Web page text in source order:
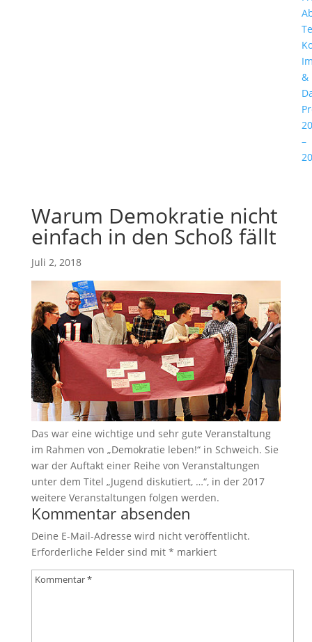
&
–
Warum Demokratie nicht
einfach in den Schoß fällt
Juli 2, 2018
Das war eine wichtige und sehr gute Veranstaltung
im Rahmen von „Demokratie leben!“ in Schweich. Sie
war der Auftakt einer Reihe von Veranstaltungen
unter dem Titel „Jugend diskutiert, …“, in der 2017
weitere Veranstaltungen folgen werden.
Kommentar absenden
Deine E-Mail-Adresse wird nicht veröffentlicht.
Erforderliche Felder sind mit * markiert